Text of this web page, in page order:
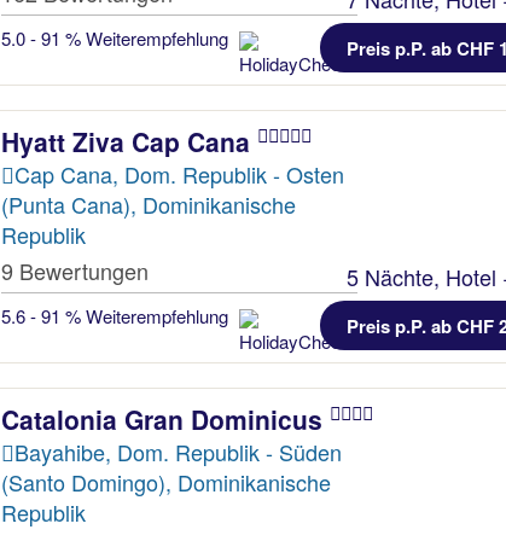
5.0 - 91 % Weiterempfehlung Preis p.P. ab CHF
Hyatt Ziva Cap Cana
Cap Cana, Dom. Republik - Osten
(Punta Cana), Dominikanische
Republik
9 Bewertungen
5.6 - 91 % Weiterempfehlung
5 Nächte, Hotel
Preis p.P. ab CHF
Catalonia Gran Dominicus
Bayahibe, Dom. Republik - Süden
(Santo Domingo), Dominikanische
Republik